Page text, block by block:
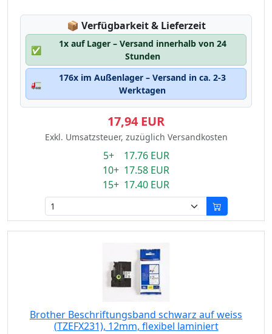
📦 Lagerstatus:
Verfügbarkeit & Lieferzeit
✅
1x auf Lager – Versand innerhalb von 24
Stunden
🚛
176x im Außenlager – Versand in ca. 2-3
Werktagen
17,94 EUR
Exkl. Umsatzsteuer, zuzüglich Versandkosten
5+ 17.76 EUR
10+ 17.58 EUR
15+ 17.40 EUR
Brother Beschriftungsband schwarz auf weiss
(TZEFX231), 12mm, flexibel laminiert